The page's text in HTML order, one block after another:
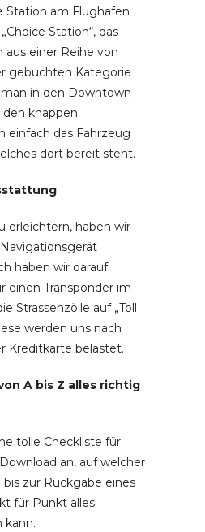
Station am Flughafen
Station“, das
aus einer Reihe von
gebuchten Kategorie
in den Downtown
knappen
einfach das Fahrzeug
dort bereit steht.
erleichtern, haben wir
haben wir darauf
einen Transponder im
Strassenzölle auf „Toll
werden uns nach
Kreditkarte belastet.
A bis Z alles richtig
tolle Checkliste für
an, auf welcher
zur Rückgabe eines
für Punkt alles
kann.